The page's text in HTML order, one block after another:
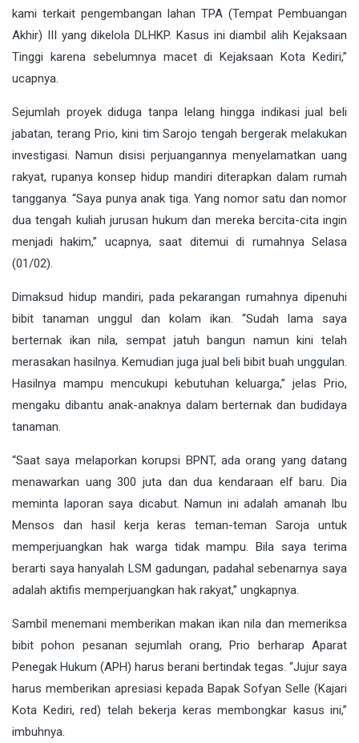
kami terkait pengembangan lahan TPA (Tempat Pembuangan
Akhir) III yang dikelola DLHKP. Kasus ini diambil alih Kejaksaan
Tinggi karena sebelumnya macet di Kejaksaan Kota Kediri,”
ucapnya.
Sejumlah proyek diduga tanpa lelang hingga indikasi jual beli
jabatan, terang Prio, kini tim Sarojo tengah bergerak melakukan
investigasi. Namun disisi perjuangannya menyelamatkan uang
rakyat, rupanya konsep hidup mandiri diterapkan dalam rumah
tangganya. “Saya punya anak tiga. Yang nomor satu dan nomor
dua tengah kuliah jurusan hukum dan mereka bercita-cita ingin
menjadi hakim,” ucapnya, saat ditemui di rumahnya Selasa
(01/02).
Dimaksud hidup mandiri, pada pekarangan rumahnya dipenuhi
bibit tanaman unggul dan kolam ikan. “Sudah lama saya
berternak ikan nila, sempat jatuh bangun namun kini telah
merasakan hasilnya. Kemudian juga jual beli bibit buah unggulan.
Hasilnya mampu mencukupi kebutuhan keluarga,” jelas Prio,
mengaku dibantu anak-anaknya dalam berternak dan budidaya
tanaman.
“Saat saya melaporkan korupsi BPNT, ada orang yang datang
menawarkan uang 300 juta dan dua kendaraan elf baru. Dia
meminta laporan saya dicabut. Namun ini adalah amanah Ibu
Mensos dan hasil kerja keras teman-teman Saroja untuk
memperjuangkan hak warga tidak mampu. Bila saya terima
berarti saya hanyalah LSM gadungan, padahal sebenarnya saya
adalah aktifis memperjuangkan hak rakyat,” ungkapnya.
Sambil menemani memberikan makan ikan nila dan memeriksa
bibit pohon pesanan sejumlah orang, Prio berharap Aparat
Penegak Hukum (APH) harus berani bertindak tegas. “Jujur saya
harus memberikan apresiasi kepada Bapak Sofyan Selle (Kajari
Kota Kediri, red) telah bekerja keras membongkar kasus ini,”
imbuhnya.